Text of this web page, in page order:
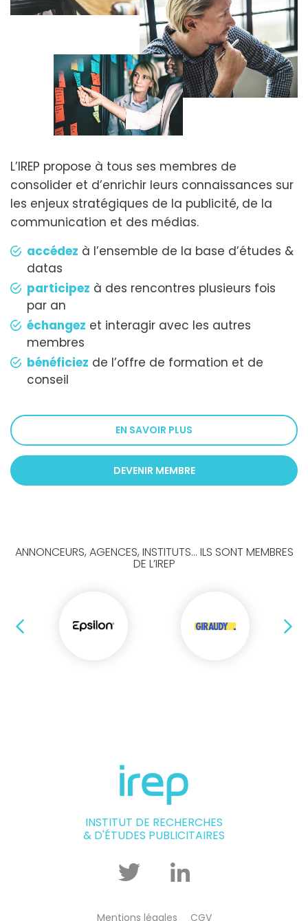
L’IREP propose à tous ses membres de
consolider et d’enrichir leurs connaissances sur
les enjeux stratégiques de la publicité, de la
communication et des médias.
accédez à l’ensemble de la base d’études &
datas
participez à des rencontres plusieurs fois
par an
échangez et interagir avec les autres
membres
bénéficiez de l’offre de formation et de
conseil
EN SAVOIR PLUS
DEVENIR MEMBRE
ANNONCEURS, AGENCES, INSTITUTS... ILS SONT MEMBRES
DE L’IREP
Précédent
INSTITUT DE RECHERCHES
& D'ÉTUDES PUBLICITAIRES
Twitter Linkedin
Mentions légales CGV